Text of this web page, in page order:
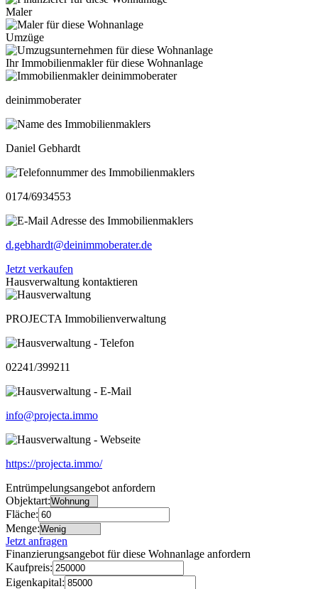
Maler
Umzüge
Ihr Immobilienmakler für diese Wohnanlage
deinimmoberater
Daniel Gebhardt
0174/6934553
d.gebhardt@deinimmoberater.de
Jetzt verkaufen
Hausverwaltung kontaktieren
PROJECTA Immobilienverwaltung
02241/399211
info@projecta.immo
https://projecta.immo/
Entrümpelungsangebot anfordern
Objektart:
Fläche:
Menge:
Jetzt anfragen
Finanzierungsangebot für diese Wohnanlage anfordern
Kaufpreis:
Eigenkapital: